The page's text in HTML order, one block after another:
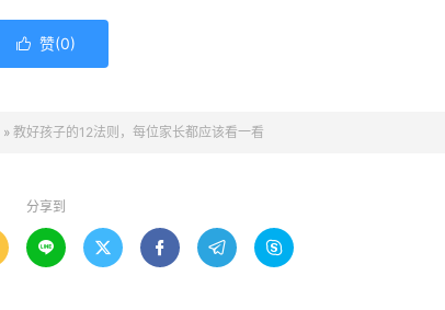
 赞(0)
» 教好孩子的12法则，每位家长都应该看一看
分享到
    